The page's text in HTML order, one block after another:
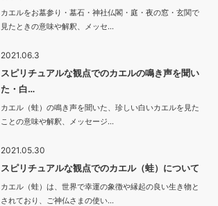
カエルをお墓参り・墓石・神社仏閣・庭・夜の窓・玄関で
見たときの意味や解釈、メッセ…
2021.06.3
スピリチュアルな観点でのカエルの鳴き声を聞い
た・白…
カエル（蛙）の鳴き声を聞いた、珍しい白いカエルを見た
ことの意味や解釈、メッセージ…
2021.05.30
スピリチュアルな観点でのカエル（蛙）について
カエル（蛙）は、世界で幸運の象徴や縁起の良い生き物と
されており、ご神仏さまの使い…